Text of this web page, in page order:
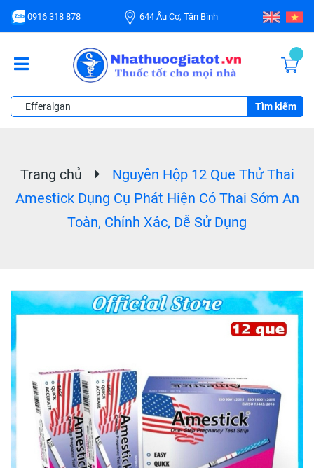
0916 318 878 644 Âu Cơ, Tân Bình
Tìm kiếm
Trang chủ
Nguyên Hộp 12 Que Thử Thai
Amestick Dụng Cụ Phát Hiện Có Thai Sớm An
Toàn, Chính Xác, Dễ Sử Dụng